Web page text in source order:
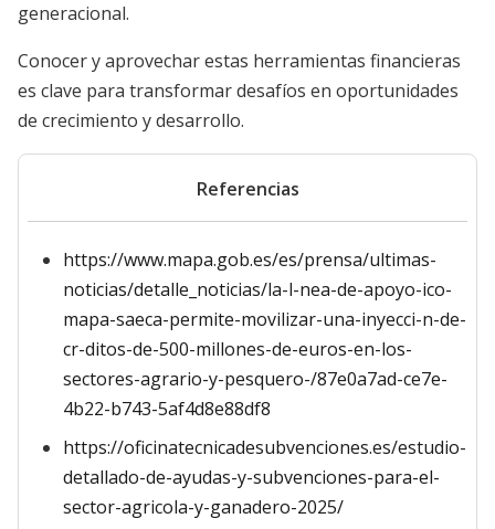
generacional.
Conocer y aprovechar estas herramientas financieras
es clave para transformar desafíos en oportunidades
de crecimiento y desarrollo.
Referencias
https://www.mapa.gob.es/es/prensa/ultimas-
noticias/detalle_noticias/la-l-nea-de-apoyo-ico-
mapa-saeca-permite-movilizar-una-inyecci-n-de-
cr-ditos-de-500-millones-de-euros-en-los-
sectores-agrario-y-pesquero-/87e0a7ad-ce7e-
4b22-b743-5af4d8e88df8
https://oficinatecnicadesubvenciones.es/estudio-
detallado-de-ayudas-y-subvenciones-para-el-
sector-agricola-y-ganadero-2025/